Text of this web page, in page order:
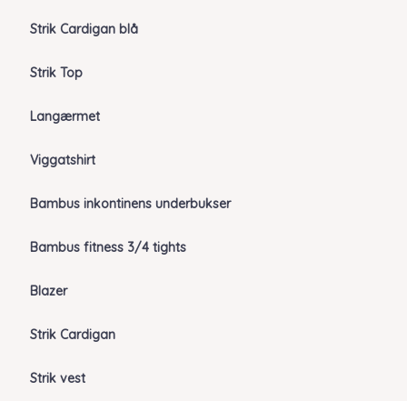
Strik Cardigan blå
Strik Top
Langærmet
Viggatshirt
Bambus inkontinens underbukser
Bambus fitness 3/4 tights
Blazer
Strik Cardigan
Strik vest